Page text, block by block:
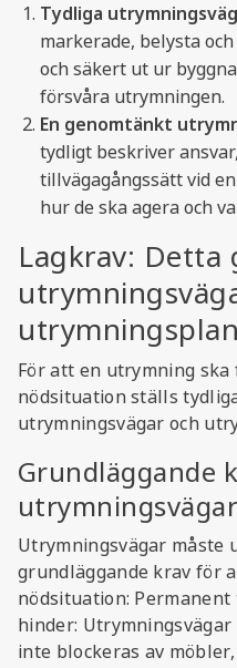
Tydliga
markerade, belysta
och säkert ut ur
försvåra utrymningen.
En genomtänkt
tydligt beskriver
tillvägagångssätt vid
hur de ska agera och
Lagkrav:
utrymningsplan
För att en utrymning
nödsituation ställs
utrymningsvägar och
Grundläggande
utrymningsvägar
Utrymningsvägar måste
grundläggande krav för
nödsituation:
hinder:
inte blockeras av